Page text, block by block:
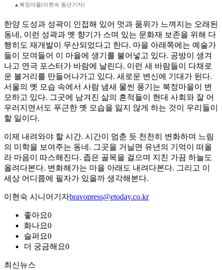
▲북정마을(이현숙 동년기자)
한양 도성과 성곽이 인접해 있어 멋과 품위가 느껴지는 오래된
동네, 이런 성곽과 옛 향기가 스며 있는 문화재 보존을 위해 다
행히도 재개발이 무산되었다고 한다. 마을 아래쪽에는 예술가
들이 모여들어 이 마을에 생기를 불어넣고 있다. 공방이 생겨
나고 연극 포스터가 바람에 날린다. 이런 새 바람들이 다채로
운 볼거리를 만들어나가고 있다. 새로운 변신에 기대가 된다.
서울의 옛 모습 속에서 사람 냄새 물씬 풍기는 북정마을이 변
모하고 있다. 그곳에 남겨진 삶의 흔적들이 현대 사회와 잘 어
우러지면서도 푸근한 옛 모습을 잃지 않게 하는 것이 우리들이
할 일이다.
이제 내려와야 할 시간. 시간이 멈춘 듯 천천히 변화하며 느림
의 미학을 보여주는 동네. 그곳을 거닐면 유년의 기억이 떠올
라 마음이 따스해진다. 좁은 골목을 걸으며 지친 가끔 하늘도
올려다본다. 변화해가는 마을 아래도 내려다본다. 그리고 이
세상 어디쯤에 필자가 있을까 생각해본다.
이현숙 시니어기자bravopress@etoday.co.kr
좋아요0
화나요0
슬퍼요0
더 궁금해요0
최신뉴스